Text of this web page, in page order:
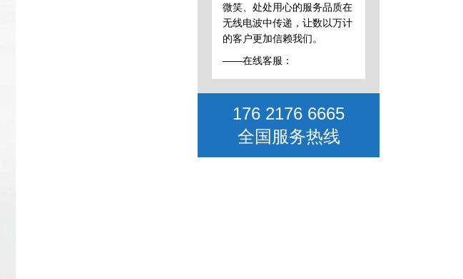
微笑、处处用心的服务品质在
无线电波中传递，让数以万计
的客户更加信赖我们。
——在线客服：
176 2176 6665
全国服务热线